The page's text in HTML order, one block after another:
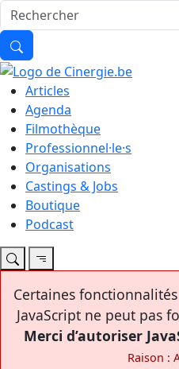
Articles
Agenda
Filmothèque
Professionnel·le·s
Organisations
Castings & Jobs
Boutique
Podcast
Certaines
JavaScript ne peut pas
Merci d’autoriser
Raison :